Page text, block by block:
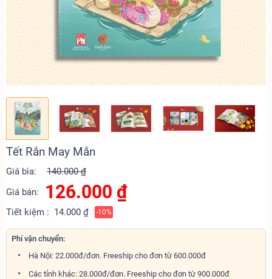
Tết Rắn May Mắn
Giá bìa:
140.000 ₫
Giá bán:
126.000 ₫
Tiết kiệm : 14.000 ₫ -10%
Phí vận chuyển:
Hà Nội: 22.000đ/đơn. Freeship cho đơn từ 600.000đ
Các tỉnh khác: 28.000đ/đơn. Freeship cho đơn từ 900.000đ